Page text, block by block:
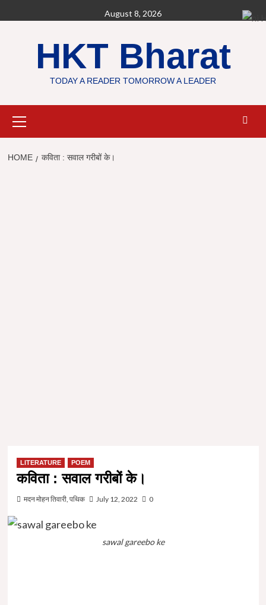
to
August 8, 2026
HKT Bharat
TODAY A READER TOMORROW A LEADER
Menu
HOME कविता : सवाल गरीबों के।
LITERATURE POEM
कविता : सवाल गरीबों के।
मदन मोहन तिवारी, पथिक July 12, 2022 0
sawal gareebo ke